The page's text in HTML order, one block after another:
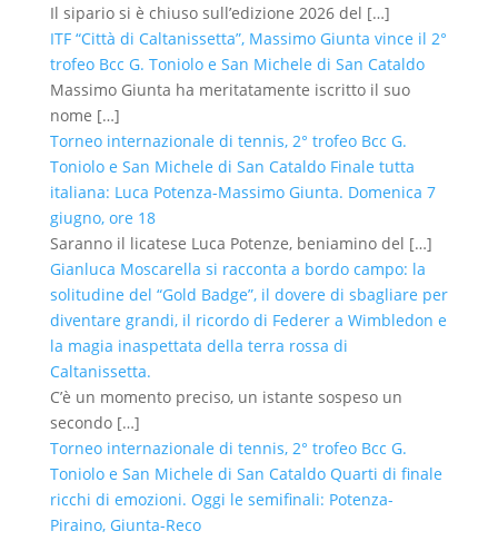
Il sipario si è chiuso sull’edizione 2026 del […]
ITF “Città di Caltanissetta”, Massimo Giunta vince il 2°
trofeo Bcc G. Toniolo e San Michele di San Cataldo
Massimo Giunta ha meritatamente iscritto il suo
nome […]
Torneo internazionale di tennis, 2° trofeo Bcc G.
Toniolo e San Michele di San Cataldo Finale tutta
italiana: Luca Potenza-Massimo Giunta. Domenica 7
giugno, ore 18
Saranno il licatese Luca Potenze, beniamino del […]
Gianluca Moscarella si racconta a bordo campo: la
solitudine del “Gold Badge”, il dovere di sbagliare per
diventare grandi, il ricordo di Federer a Wimbledon e
la magia inaspettata della terra rossa di
Caltanissetta.
C’è un momento preciso, un istante sospeso un
secondo […]
Torneo internazionale di tennis, 2° trofeo Bcc G.
Toniolo e San Michele di San Cataldo Quarti di finale
ricchi di emozioni. Oggi le semifinali: Potenza-
Piraino, Giunta-Reco